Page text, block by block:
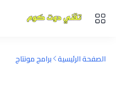
الصفحة الرئيسية برامج مونتاج